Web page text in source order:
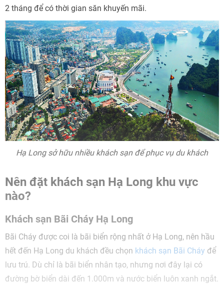
2 tháng để có thời gian săn khuyến mãi.
Hạ Long sở hữu nhiều khách sạn để phục vụ du khách
Nên đặt khách sạn Hạ Long khu vực
nào?
Khách sạn Bãi Cháy Hạ Long
Bãi Cháy được coi là bãi biển rộng nhất ở Hạ Long, nên hầu
hết đến Hạ Long du khách đều chọn khách sạn Bãi Cháy để
lưu trú. Dù chỉ là bãi biển nhân tạo, nhưng nơi đây lại có
đường bờ biển dài đến 1.000m và nước biển luôn xanh ngắt.